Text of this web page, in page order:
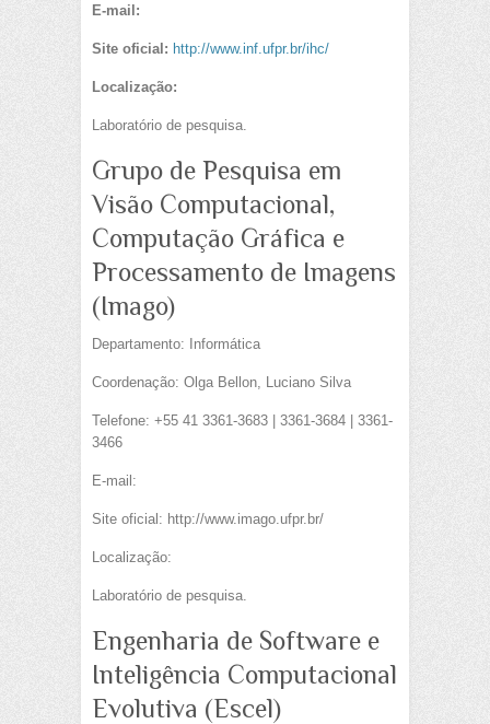
E-mail:
Site oficial: http://www.inf.ufpr.br/ihc/
Localização:
Laboratório de pesquisa.
Grupo de Pesquisa em
Visão Computacional,
Computação Gráfica e
Processamento de Imagens
(Imago)
Departamento: Informática
Coordenação: Olga Bellon, Luciano Silva
Telefone: +55 41 3361-3683 | 3361-3684 | 3361-
3466
E-mail:
Site oficial: http://www.imago.ufpr.br/
Localização:
Laboratório de pesquisa.
Engenharia de Software e
Inteligência Computacional
Evolutiva (Escel)